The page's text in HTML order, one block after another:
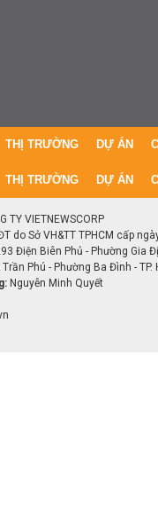
THỊ TRƯỜNG DỰ ÁN
THỊ TRƯỜNG DỰ ÁN
TY VIETNEWSCORP
do Sở VH&TT TPHCM cấp
Điện Biên Phủ - Phường Gia
Phú - Phường Ba Đình - TP.
Nguyễn Minh Quyết